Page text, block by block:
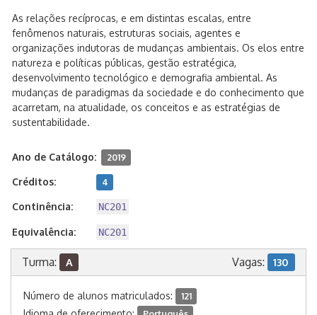
As relações recíprocas, e em distintas escalas, entre
fenômenos naturais, estruturas sociais, agentes e
organizações indutoras de mudanças ambientais. Os elos entre
natureza e políticas públicas, gestão estratégica,
desenvolvimento tecnológico e demografia ambiental. As
mudanças de paradigmas da sociedade e do conhecimento que
acarretam, na atualidade, os conceitos e as estratégias de
sustentabilidade.
Ano de Catálogo: 2019
Créditos: 4
Continência: NC201
Equivalência: NC201
Turma: A Vagas: 130
Número de alunos matriculados: 121